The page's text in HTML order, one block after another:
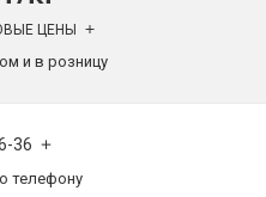
ЦЕНЫ
и в розницу
36
телефону